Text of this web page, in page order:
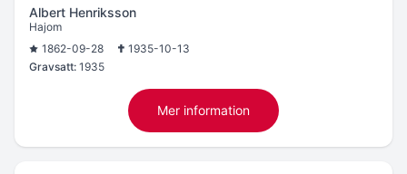
Albert Henriksson
Hajom
1862-09-28
1935-10-13
Gravsatt: 1935
Mer information